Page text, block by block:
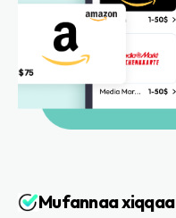
Mufannaa xiqqaa